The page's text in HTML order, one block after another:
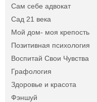
Сам себе адвокат
Сад 21 века
Мой дом- моя крепость
Позитивная психология
Воспитай Свои Чувства
Графология
Здоровье и красота
Фэншуй